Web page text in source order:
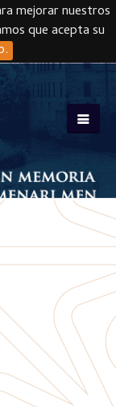
mejorar nuestros
que acepta su